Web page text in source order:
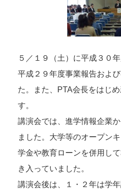
５／１９（土）に平成３０
平成２９年度事業報告およ
た。また、PTA会長をはじ
す。
講演会では、進学情報企業
ました。大学等のオープン
学金や教育ローンを併用し
き入っていました。
講演会後は、１・２年は学